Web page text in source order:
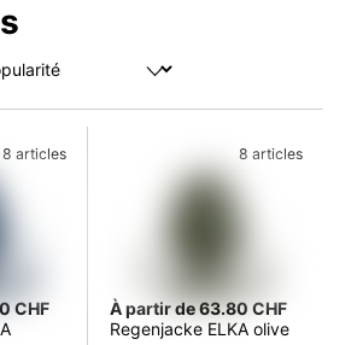
8 articles
CHF
8 articles
À partir de 63.80 CHF
Regenjacke ELKA olive